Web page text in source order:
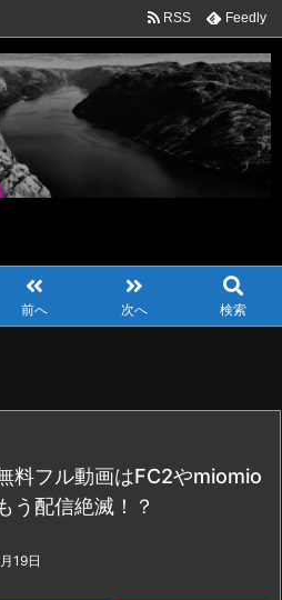
前へ 次へ 検索
RSS Feedly
料フル動画はFC2やmiomio
う配信絶滅！？
19日